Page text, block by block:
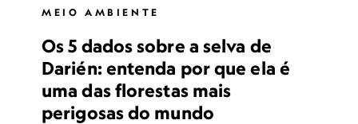
MEIO AMBIENTE
Os 5 dados sobre a selva de
Darién: entenda por que ela é
uma das florestas mais
perigosas do mundo